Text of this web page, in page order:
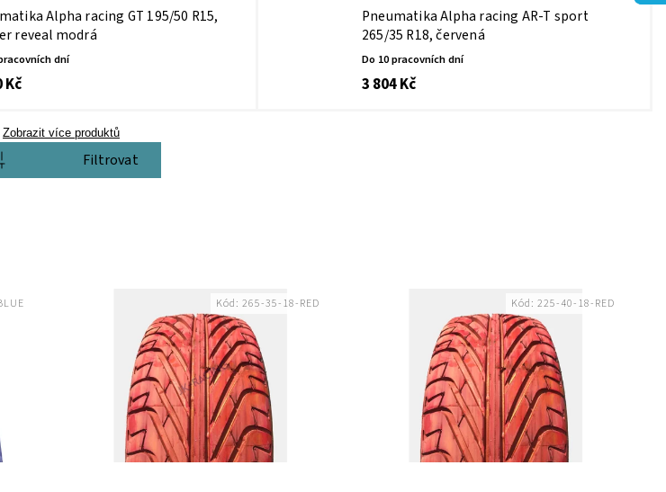
Alpha racing GT 195/50 R15,
reveal modrá
dní
Kč
Pneumatika Alpha racing AR-T sport
265/35 R18, červená
Do 10 pracovních dní
3 804 Kč
Zobrazit více produktů
Kód: 265-35-18-RED Kód: 225-40-18-RED